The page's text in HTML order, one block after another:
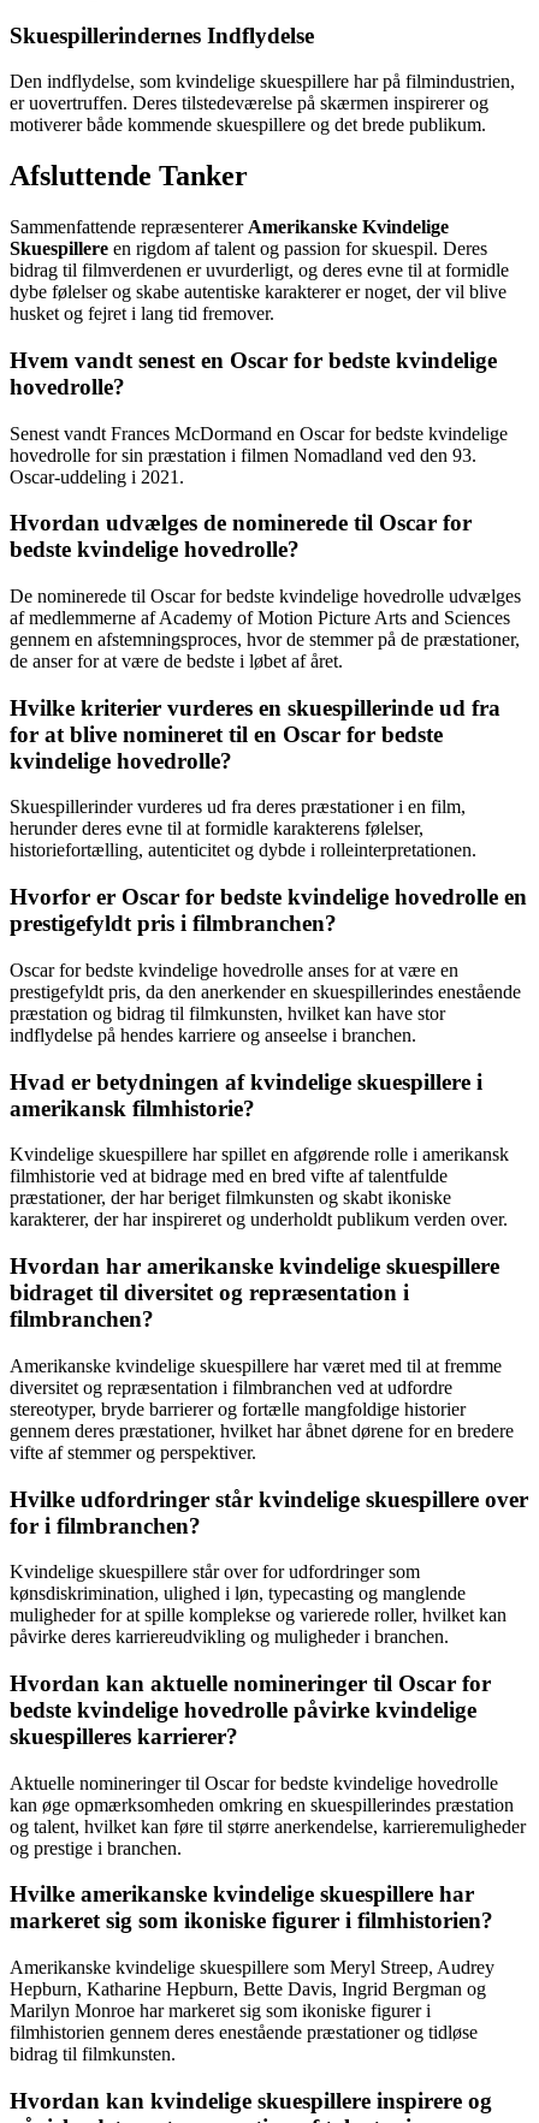
Skuespillerindernes Indflydelse
Den indflydelse, som kvindelige skuespillere har på filmindustrien,
er uovertruffen. Deres tilstedeværelse på skærmen inspirerer og
motiverer både kommende skuespillere og det brede publikum.
Afsluttende Tanker
Sammenfattende repræsenterer Amerikanske Kvindelige
Skuespillere en rigdom af talent og passion for skuespil. Deres
bidrag til filmverdenen er uvurderligt, og deres evne til at formidle
dybe følelser og skabe autentiske karakterer er noget, der vil blive
husket og fejret i lang tid fremover.
Hvem vandt senest en Oscar for bedste kvindelige
hovedrolle?
Senest vandt Frances McDormand en Oscar for bedste kvindelige
hovedrolle for sin præstation i filmen Nomadland ved den 93.
Oscar-uddeling i 2021.
Hvordan udvælges de nominerede til Oscar for
bedste kvindelige hovedrolle?
De nominerede til Oscar for bedste kvindelige hovedrolle udvælges
af medlemmerne af Academy of Motion Picture Arts and Sciences
gennem en afstemningsproces, hvor de stemmer på de præstationer,
de anser for at være de bedste i løbet af året.
Hvilke kriterier vurderes en skuespillerinde ud fra
for at blive nomineret til en Oscar for bedste
kvindelige hovedrolle?
Skuespillerinder vurderes ud fra deres præstationer i en film,
herunder deres evne til at formidle karakterens følelser,
historiefortælling, autenticitet og dybde i rolleinterpretationen.
Hvorfor er Oscar for bedste kvindelige hovedrolle en
prestigefyldt pris i filmbranchen?
Oscar for bedste kvindelige hovedrolle anses for at være en
prestigefyldt pris, da den anerkender en skuespillerindes enestående
præstation og bidrag til filmkunsten, hvilket kan have stor
indflydelse på hendes karriere og anseelse i branchen.
Hvad er betydningen af kvindelige skuespillere i
amerikansk filmhistorie?
Kvindelige skuespillere har spillet en afgørende rolle i amerikansk
filmhistorie ved at bidrage med en bred vifte af talentfulde
præstationer, der har beriget filmkunsten og skabt ikoniske
karakterer, der har inspireret og underholdt publikum verden over.
Hvordan har amerikanske kvindelige skuespillere
bidraget til diversitet og repræsentation i
filmbranchen?
Amerikanske kvindelige skuespillere har været med til at fremme
diversitet og repræsentation i filmbranchen ved at udfordre
stereotyper, bryde barrierer og fortælle mangfoldige historier
gennem deres præstationer, hvilket har åbnet dørene for en bredere
vifte af stemmer og perspektiver.
Hvilke udfordringer står kvindelige skuespillere over
for i filmbranchen?
Kvindelige skuespillere står over for udfordringer som
kønsdiskrimination, ulighed i løn, typecasting og manglende
muligheder for at spille komplekse og varierede roller, hvilket kan
påvirke deres karriereudvikling og muligheder i branchen.
Hvordan kan aktuelle nomineringer til Oscar for
bedste kvindelige hovedrolle påvirke kvindelige
skuespilleres karrierer?
Aktuelle nomineringer til Oscar for bedste kvindelige hovedrolle
kan øge opmærksomheden omkring en skuespillerindes præstation
og talent, hvilket kan føre til større anerkendelse, karrieremuligheder
og prestige i branchen.
Hvilke amerikanske kvindelige skuespillere har
markeret sig som ikoniske figurer i filmhistorien?
Amerikanske kvindelige skuespillere som Meryl Streep, Audrey
Hepburn, Katharine Hepburn, Bette Davis, Ingrid Bergman og
Marilyn Monroe har markeret sig som ikoniske figurer i
filmhistorien gennem deres enestående præstationer og tidløse
bidrag til filmkunsten.
Hvordan kan kvindelige skuespillere inspirere og